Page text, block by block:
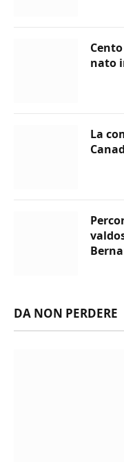
nato
La
DA NON PERDERE